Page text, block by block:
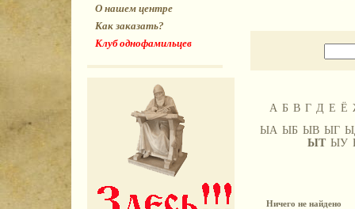
О нашем центре
Как заказать?
Клуб однофамильцев
А Б В Г Д Е Ё
ЫА ЫБ ЫВ ЫГ
ЫТ ЫУ
Ничего не найдено